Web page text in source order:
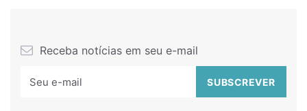
Receba notícias em seu e-mail